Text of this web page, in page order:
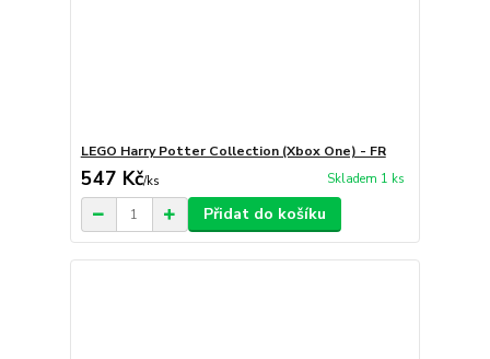
LEGO Harry Potter Collection (Xbox One) - FR
547 Kč/ks Skladem 1 ks
Přidat do košíku